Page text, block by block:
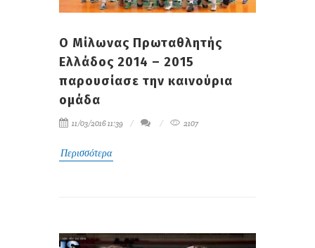
Ο Μίλωνας Πρωταθλητής
Ελλάδος 2014 – 2015
παρουσίασε την καινούρια
ομάδα
11/03/2016 11:39 2107
Περισσότερα